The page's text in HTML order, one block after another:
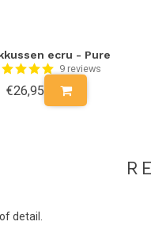
de sokken te
yoga sokken met een
lijn hangen. Je bent dan
ecru - Pure
9 reviews
€26,95
detail.